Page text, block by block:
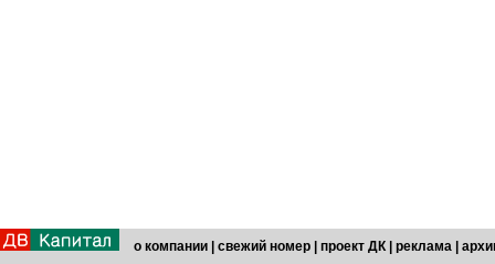
о компании свежий номер проект ДК реклама